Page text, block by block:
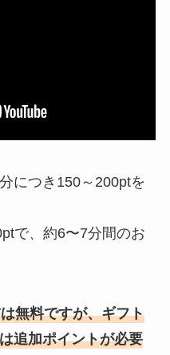
につき150～200ptを
で、約6〜7分間のお
無料ですが、ギフト
追加ポイントが必要